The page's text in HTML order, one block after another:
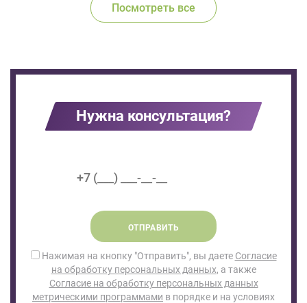
Посмотреть все
Нужна консультация?
ОТПРАВИТЬ
Нажимая на кнопку "Отправить", вы даете Согласие
на обработку персональных данных, а также
Согласие на обработку персональных данных
метрическими программами в порядке и на условиях